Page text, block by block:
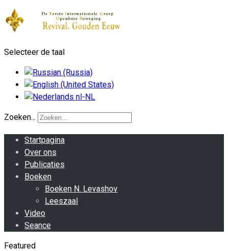
Selecteer de taal
Zoeken...
Startpagina
Over ons
Publicaties
Boeken
Boeken N. Levashov
Leeszaal
Video
Seance
Featured